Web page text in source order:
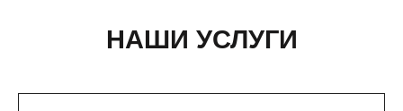
НАШИ УСЛУГИ